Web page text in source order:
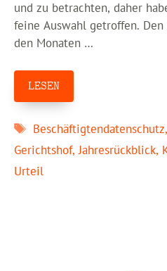
und zu betrachten, daher
feine Auswahl getroffen.
den Monaten …
LESEN
Schlagwörter
Beschäftigtendatenschutz,
Gerichtshof,Jahresrückblick,
Urteil